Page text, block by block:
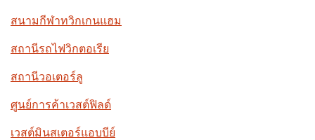
สนามกีฬาทวิกเกนแฮม
สถานีรถไฟวิกตอเรีย
สถานีวอเตอร์ลู
ศูนย์การค้าเวสต์ฟิลด์
เวสต์มินสเตอร์แอบบีย์